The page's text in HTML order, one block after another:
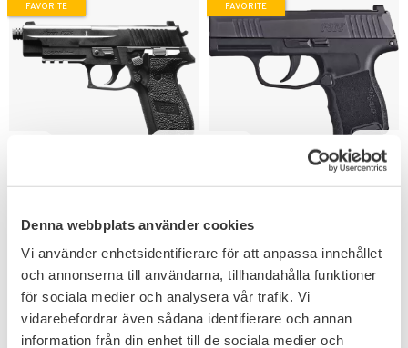
Denna webbplats använder cookies
Vi använder enhetsidentifierare för att anpassa innehållet
och annonserna till användarna, tillhandahålla funktioner
för sociala medier och analysera vår trafik. Vi
vidarebefordrar även sådana identifierare och annan
information från din enhet till de sociala medier och
Sig Sauer P226 ASP
4,5mm
Vår storfavorit bland
replika.
1 999 KR
FAVORITE
Add to favorites
Sig Sauer P365
Svart
Luftpistol replika med CO2
drivning & Blowback.
1 676 KR
FAVORITE